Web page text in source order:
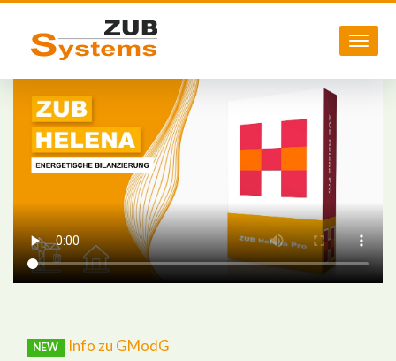
Direkt
Inhalt
NEW Info zu GModG